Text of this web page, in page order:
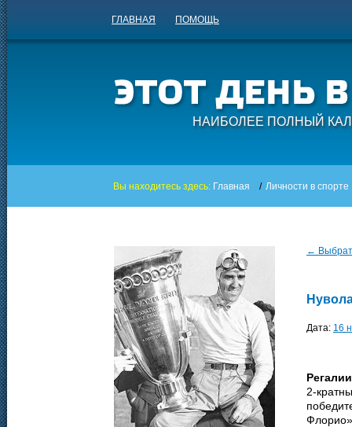
ГЛАВНАЯ ПОМОЩЬ
НАИБОЛЕЕ ПОЛНЫЙ
Вы находитесь здесь: Главная / Личности в спорте
←
Дата: 16
2-